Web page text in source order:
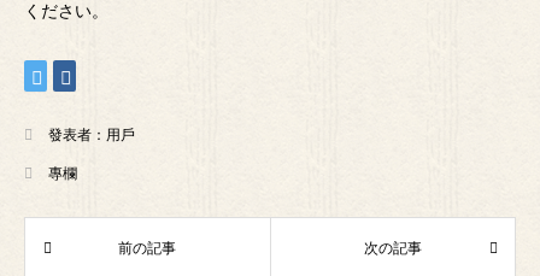
ください。
發表者： 用戶
專欄